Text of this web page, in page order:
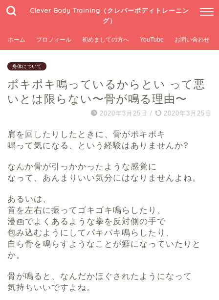
Clever Body Training（クレバーボディトレーニン
グ）
ホーム プロフィール 初めましての方へ YouTube お問い合わせ
身体について
ポキポキ鳴っているからとい って悪
いとは限らない〜骨が鳴る理由〜
2020年3月25日 / 2020年3月25日
肩を回したりしたときに、骨がポキポキ
鳴って気になる、という経験はありませんか?
なんか骨が引っかかったような感覚に
なって、あんまりいい気分にはなりませんよね。
あるいは、
首を左右に振ってゴキゴキ鳴らしたり、
漫画でよくあるような拳を反対側の手で
包み込むようにしてパキパキ鳴らしたり、
自ら骨を鳴らすようなことが癖になっていたりと
か。
骨が鳴ると、なんだかほぐされたようになって
気持ちいいですよね。